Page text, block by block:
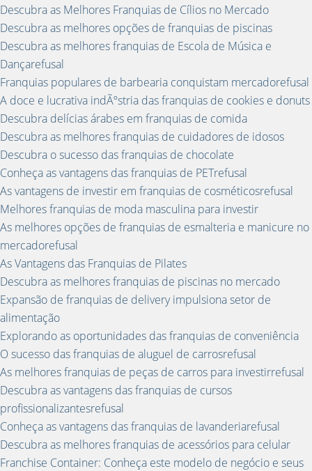
Descubra as Melhores Franquias de Cílios no Mercado
Descubra as melhores opções de franquias de piscinas
Descubra as melhores franquias de Escola de Música e
Dançarefusal
Franquias populares de barbearia conquistam mercadorefusal
A doce e lucrativa indÃºstria das franquias de cookies e donuts
Descubra delícias árabes em franquias de comida
Descubra as melhores franquias de cuidadores de idosos
Descubra o sucesso das franquias de chocolate
Conheça as vantagens das franquias de PETrefusal
As vantagens de investir em franquias de cosméticosrefusal
Melhores franquias de moda masculina para investir
As melhores opções de franquias de esmalteria e manicure no
mercadorefusal
As Vantagens das Franquias de Pilates
Descubra as melhores franquias de piscinas no mercado
Expansão de franquias de delivery impulsiona setor de
alimentação
Explorando as oportunidades das franquias de conveniência
O sucesso das franquias de aluguel de carrosrefusal
As melhores franquias de peças de carros para investirrefusal
Descubra as vantagens das franquias de cursos
profissionalizantesrefusal
Conheça as vantagens das franquias de lavanderiarefusal
Descubra as melhores franquias de acessórios para celular
Franchise Container: Conheça este modelo de negócio e seus